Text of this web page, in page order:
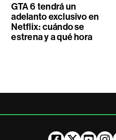
GTA 6 tendrá un
adelanto exclusivo en
Netflix: cuándo se
estrena y a qué hora